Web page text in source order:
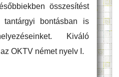
összesítést
tantárgyi bontásban is
Kiváló
OKTV német nyelv I.